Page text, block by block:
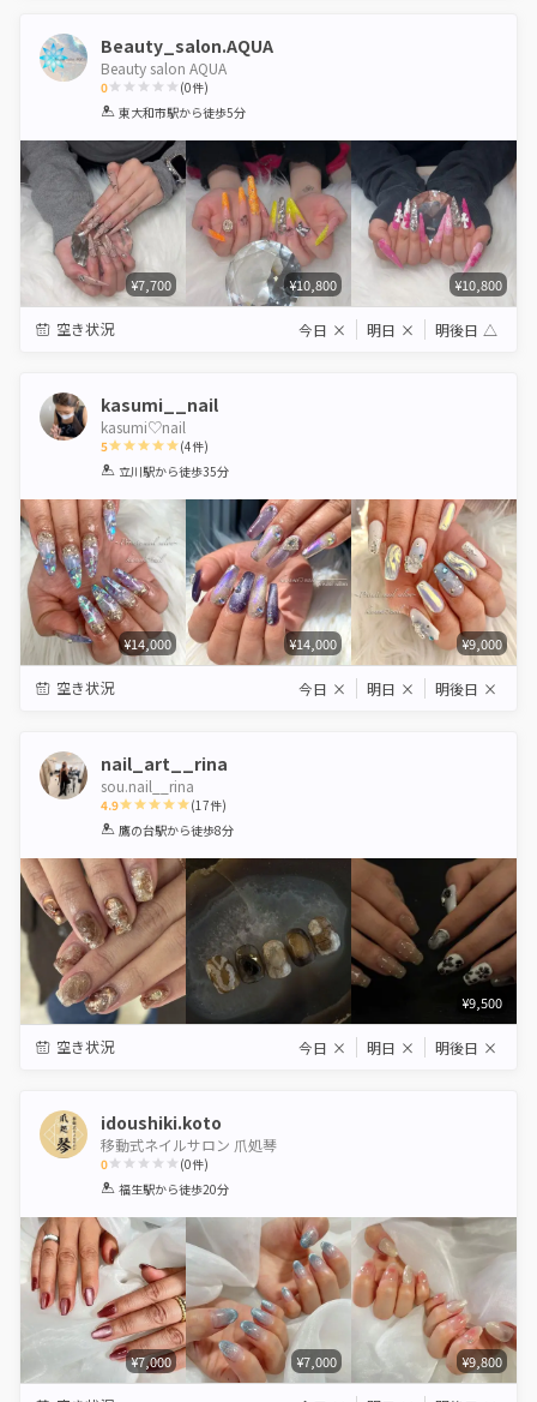
Beauty_salon.AQUA
Beauty salon AQUA
0
1 2 3 4 5
(0件)
東大和市駅から徒歩5分
¥7,700 ¥10,800 ¥10,800
空き状況 今日 × 明日 × 明後日 △
kasumi__nail
kasumi♡nail
5
1 2 3 4 5
(4件)
立川駅から徒歩35分
¥14,000 ¥14,000 ¥9,000
空き状況 今日 × 明日 × 明後日 ×
nail_art__rina
sou.nail__rina
4.9
1 2 3 4 5
(17件)
鷹の台駅から徒歩8分
¥9,500
空き状況 今日 × 明日 × 明後日 ×
idoushiki.koto
移動式ネイルサロン 爪処琴
0
1 2 3 4 5
(0件)
福生駅から徒歩20分
¥7,000 ¥7,000 ¥9,800